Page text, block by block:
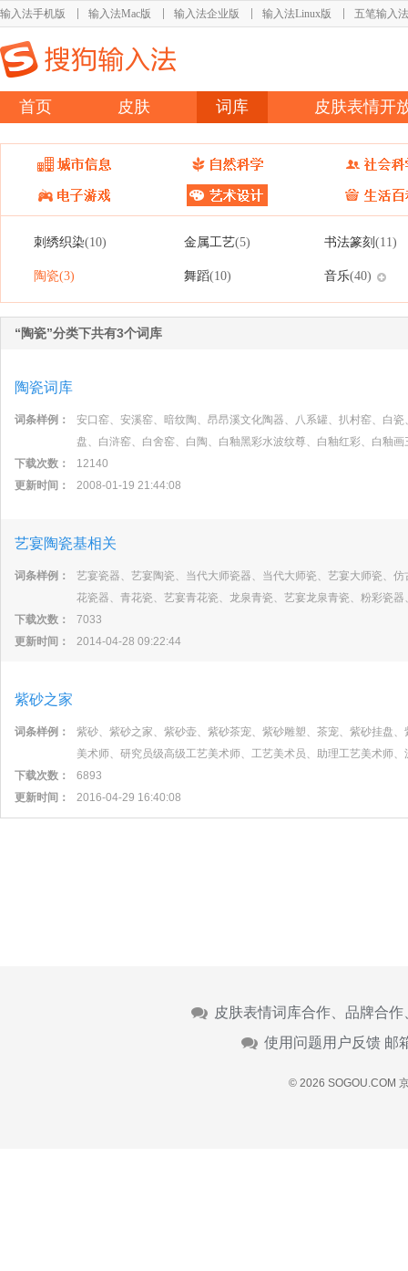
输入法手机版 输入法Mac版 输入法企业版 输入法Linux版 五笔输入法
首页 皮肤 词库 皮肤表情开
刺绣织染(10) 金属工艺(5) 书法篆刻 (11)
陶瓷(3) 舞蹈(10) 音乐(40)
“陶瓷”分类下共有3个词库
陶瓷词库
词条样例：
安口窑、安溪窑、暗纹陶、昂昂溪文化陶器、八系罐、扒村窑、白
盘、白浒窑、白舍窑、白陶、白釉黑彩水波纹尊、白釉红彩、白釉
下载次数：
12140
更新时间：
2008-01-19 21:44:08
艺宴陶瓷基相关
词条样例：
艺宴瓷器、艺宴陶瓷、当代大师瓷器、当代大师瓷、艺宴大师瓷、
花瓷器、青花瓷、艺宴青花瓷、龙泉青瓷、艺宴龙泉青瓷、粉彩瓷
下载次数：
7033
更新时间：
2014-04-28 09:22:44
紫砂之家
词条样例：
紫砂、紫砂之家、紫砂壶、紫砂茶宠、紫砂雕塑、茶宠、紫砂挂盘
美术师、研究员级高级工艺美术师、工艺美术员、助理工艺美术师
下载次数：
6893
更新时间：
2016-04-29 16:40:08
皮肤表情词库合作、品牌合
使用问题用户反馈 邮
© 2026 SOGOU.COM